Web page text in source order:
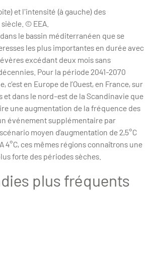
et l'intensité (à gauche) des
© EEA.
le bassin méditerranéen que se
les plus importantes en durée avec
excédant deux mois sans
Pour la période 2041-2070
c’est en Europe de l’Ouest, en France, sur
et dans le nord-est de la Scandinavie que
une augmentation de la fréquence des
événement supplémentaire par
moyen d’augmentation de 2,5°C
4°C, ces mêmes régions connaîtrons une
forte des périodes sèches.
plus fréquents